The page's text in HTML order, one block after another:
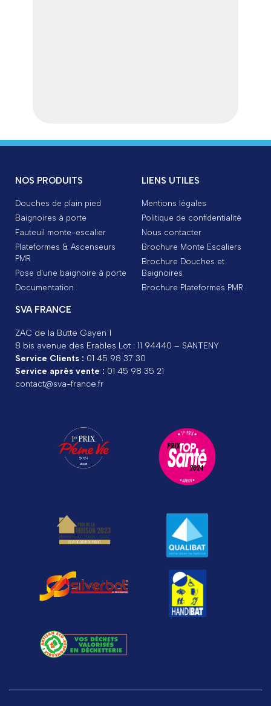
NOS PRODUITS
Douches de plain pied
Baignoires à porte
Fauteuil monte-escalier
Plateformes & Ascenseurs
PMR
Pose d'une baignoire à porte
Documentation
LIENS UTILES
Mentions légales
Politique de confidentialité
Nous contacter
Brochure Monte Escaliers
Brochure Douches et
Baignoires
Brochure Plateformes PMR
SVA FRANCE
ZAC de la Butte Gayen 1
8 bis avenue des Erables Lot : 11 94440 – SANTENY
Service Clients : 01 45 98 37 30
Service après vente : 01 45 98 35 21
contact@sva-france.fr